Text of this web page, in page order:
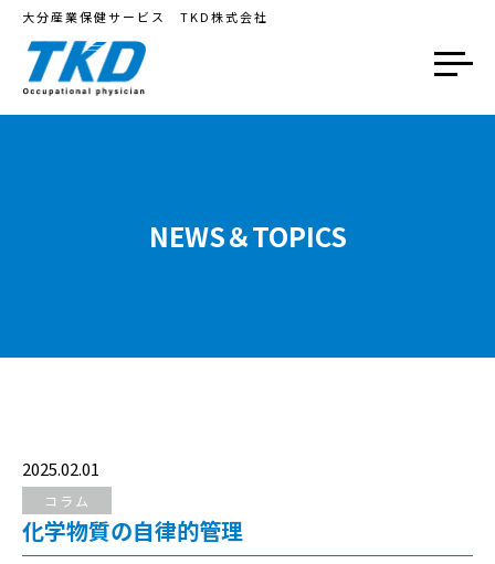
大分産業保健サービス TKD株式会社
NEWS＆TOPICS
2025.02.01
コラム
化学物質の自律的管理